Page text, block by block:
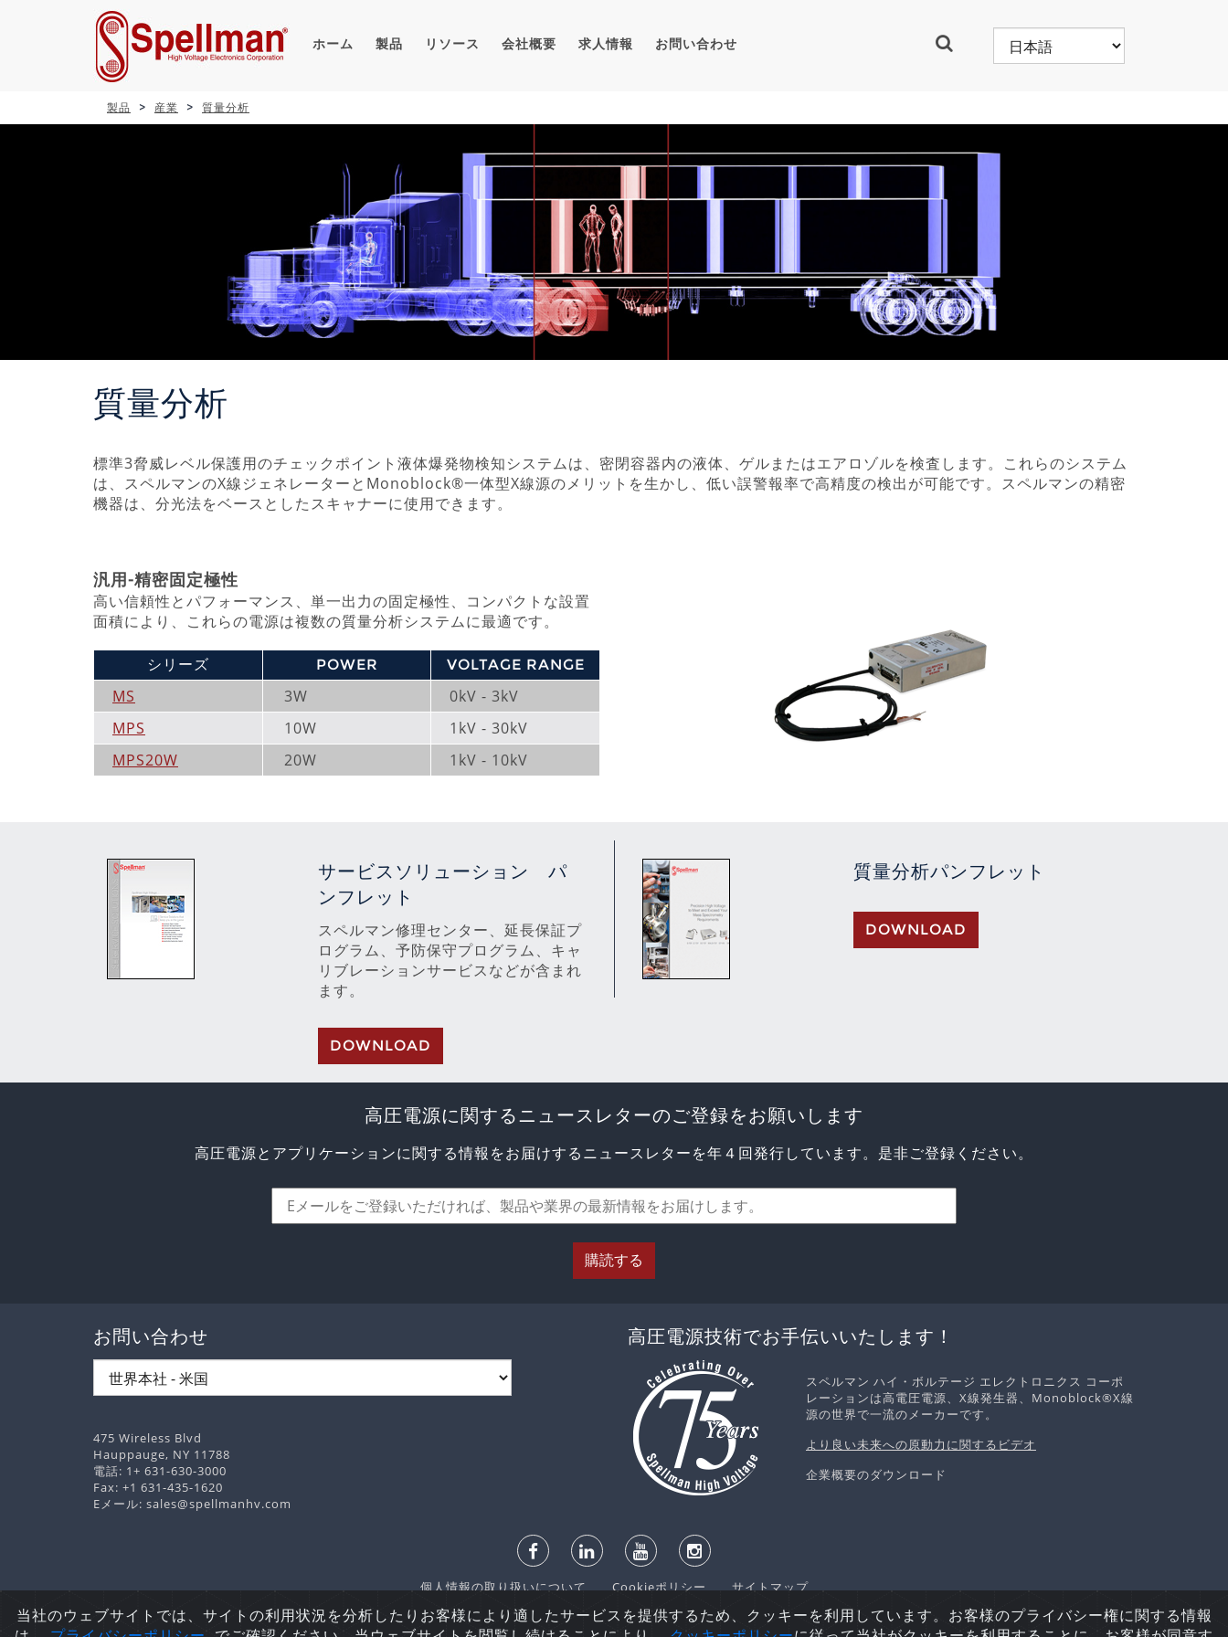
ホーム 製品 リソース 会社概要 求人情報 お問い合わせ
製品 産業 質量分析
質量分析
標準3脅威レベル保護用のチェックポイント液体爆発物検知システムは、密閉容器内の液体、ゲルまたはエアロゾルを検査します。これらのシステム
は、スペルマンのX線ジェネレーターとMonoblock®一体型X線源のメリットを生かし、低い誤警報率で高精度の検出が可能です。スペルマンの精密
機器は、分光法をベースとしたスキャナーに使用できます。
汎用-精密固定極性
高い信頼性とパフォーマンス、単一出力の固定極性、コンパクトな設置
面積により、これらの電源は複数の質量分析システムに最適です。
シリーズ POWER VOLTAGE RANGE
MS 3W
0kV - 3kV
MPS
10W
1kV - 30kV
MPS20W
20W 1kV - 10kV
サービスソリューション パ
ンフレット
スペルマン修理センター、延長保証プ
ログラム、予防保守プログラム、キャ
リブレーションサービスなどが含まれ
ます。
DOWNLOAD
質量分析パンフレット
DOWNLOAD
高圧電源に関するニュースレターのご登録をお願いします
高圧電源とアプリケーションに関する情報をお届けするニュースレターを年４回発行しています。是非ご登録ください。
購読する
お問い合わせ
475 Wireless Blvd
Hauppauge, NY 11788
電話: 1+ 631-630-3000
Fax: +1 631-435-1620
Eメール: sales@spellmanhv.com
高圧電源技術でお手伝いいたします！
スペルマン ハイ・ボルテージ エレクトロニクス コーポ
レーションは高電圧電源、X線発生器、Monoblock®X線
源の世界で一流のメーカーです。
より良い未来への原動力に関するビデオ
企業概要のダウンロード
個人情報の取り扱いについて Cookieポリシー
サイトマップ
Copyright © 2026 Spellman High Voltage Electronics Corporation. 不許複製・禁無断転載.
当社のウェブサイトでは、サイトの利用状況を分析したりお客様により適したサービスを提供するため、クッキーを利用しています。お客様のプライバシー権に関する情報